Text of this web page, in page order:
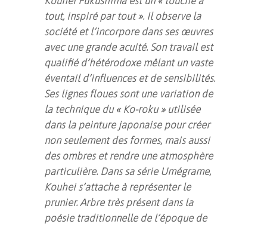
tout, inspiré par tout ». Il observe la
société et l’incorpore dans ses œuvres
avec une grande acuité. Son travail est
qualifié d’hétérodoxe mêlant un vaste
éventail d’influences et de sensibilités.
Ses lignes floues sont une variation de
la technique du « Ko-roku » utilisée
dans la peinture japonaise pour créer
non seulement des formes, mais aussi
des ombres et rendre une atmosphère
particulière. Dans sa série Umégrame,
Kouhei s’attache à représenter le
prunier. Arbre très présent dans la
poésie traditionnelle de l’époque de